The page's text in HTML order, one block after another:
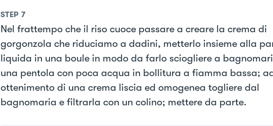
STEP 7
Nel frattempo che il riso cuoce passare a creare la crema di
gorgonzola che riduciamo a dadini, metterlo insieme alla
liquida in una boule in modo da farlo sciogliere a
una pentola con poca acqua in bollitura a fiamma bassa;
ottenimento di una crema liscia ed omogenea togliere dal
bagnomaria e filtrarla con un colino; mettere da parte.